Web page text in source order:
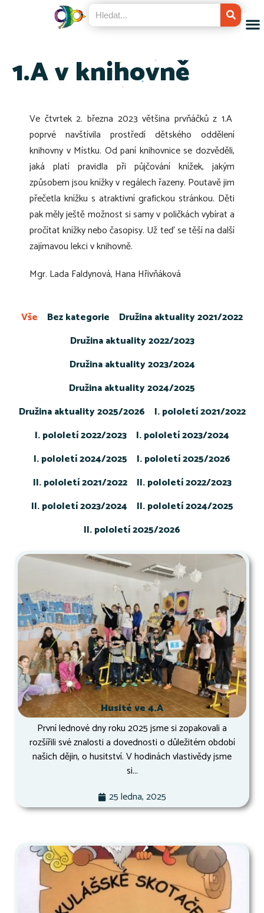
1.A v knihovně
Ve čtvrtek 2. března 2023 většina prvňáčků z 1.A
poprvé navštívila prostředí dětského oddělení
knihovny v Místku. Od paní knihovnice se dozvěděli,
jaká platí pravidla při půjčování knížek, jakým
způsobem jsou knížky v regálech řazeny. Poutavě jim
přečetla knížku s atraktivní grafickou stránkou. Děti
pak měly ještě možnost si samy v poličkách vybírat a
pročítat knížky nebo časopisy. Už teď se těší na další
zajímavou lekci v knihovně.
Mgr. Lada Faldynová, Hana Hřivňáková
Bez kategorie
Družina aktuality 2021/2022
Družina aktuality 2022/2023
Družina aktuality 2023/2024
Družina aktuality 2024/2025
Družina aktuality 2025/2026
I. pololetí 2021/2022
I. pololetí 2022/2023
I. pololetí 2023/2024
I. pololetí 2024/2025
I. pololetí 2025/2026
II. pololetí 2021/2022
II. pololetí 2022/2023
II. pololetí 2023/2024
II. pololetí 2024/2025
II. pololetí 2025/2026
Vše
Husité ve 4.A
První lednové dny roku 2025 jsme si zopakovali a
rozšířili své znalosti a dovednosti o důležitém období
našich dějin, o husitství. V hodinách vlastivědy jsme
si...
25 ledna, 2025